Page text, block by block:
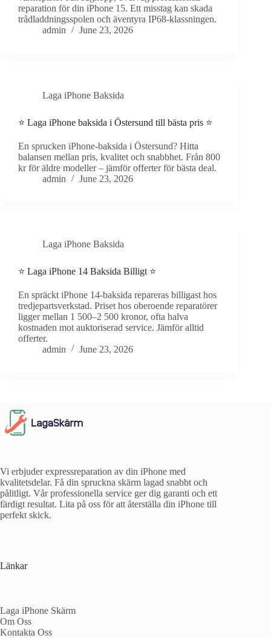
reparation för din iPhone 15. Ett misstag kan skada
trådladdningsspolen och äventyra IP68-klassningen.
admin
June 23, 2026
Laga iPhone Baksida
⭐ Laga iPhone baksida i Östersund till bästa pris ⭐
En sprucken iPhone-baksida i Östersund? Hitta
balansen mellan pris, kvalitet och snabbhet. Från 800
kr för äldre modeller – jämför offerter för bästa deal.
admin
June 23, 2026
Laga iPhone Baksida
⭐ Laga iPhone 14 Baksida Billigt ⭐
En spräckt iPhone 14-baksida repareras billigast hos
tredjepartsverkstad. Priset hos oberoende reparatörer
ligger mellan 1 500–2 500 kronor, ofta halva
kostnaden mot auktoriserad service. Jämför alltid
offerter.
admin
June 23, 2026
Vi erbjuder expressreparation av din iPhone med
kvalitetsdelar. Få din spruckna skärm lagad snabbt och
pålitligt. Vår professionella service ger dig garanti och ett
färdigt resultat. Lita på oss för att återställa din iPhone till
perfekt skick.
Länkar
Laga iPhone Skärm
Om Oss
Kontakta Oss